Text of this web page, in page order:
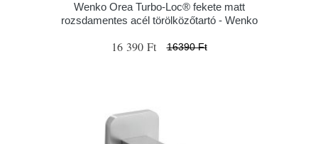
Wenko Orea Turbo-Loc® fekete matt
rozsdamentes acél törölközőtartó - Wenko
16 390 Ft 16390 Ft